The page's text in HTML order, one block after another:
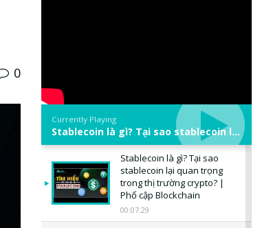
0
Currently Playing
Stablecoin là gì? Tại sao stablecoin lại quan trọng trong thị trường crypto? | Phổ cập Blockchain
Stablecoin là gì? Tại sao
stablecoin lại quan trọng
trong thị trường crypto? |
Phổ cập Blockchain
00:07:29